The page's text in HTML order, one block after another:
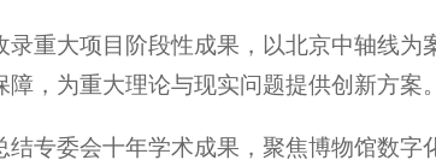
重大项目阶段性成果，以北京中轴线为
，为重大理论与现实问题提供创新方案。
专委会十年学术成果，聚焦博物馆数字